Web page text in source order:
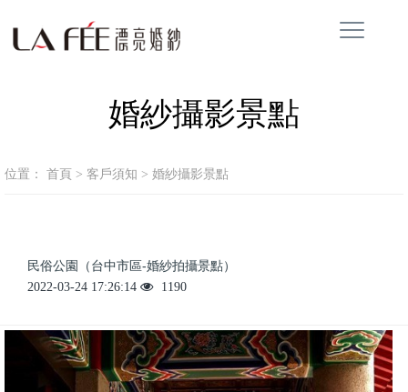
婚紗攝影景點
位置： 首頁 > 客戶須知 > 婚紗攝影景點
民俗公園（台中市區-婚紗拍攝景點）
2022-03-24 17:26:14 1190